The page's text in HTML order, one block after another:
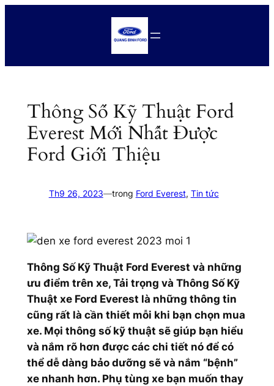
Thông Số Kỹ Thuật Ford
Everest Mới Nhất Được
Ford Giới Thiệu
Th9 26, 2023—trong Ford Everest, Tin tức
Thông Số Kỹ Thuật Ford Everest và những
ưu điểm trên xe, Tải trọng và Thông Số Kỹ
Thuật xe Ford Everest là những thông tin
cũng rất là cần thiết mỗi khi bạn chọn mua
xe. Mọi thông số kỹ thuật sẽ giúp bạn hiểu
và nắm rõ hơn được các chi tiết nó để có
thể dễ dàng bảo dưỡng sẽ và nắm “bệnh”
xe nhanh hơn. Phụ tùng xe bạn muốn thay